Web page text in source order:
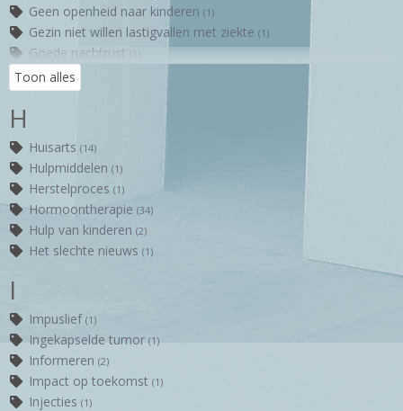
Geen openheid naar kinderen(1)
Gezin niet willen lastigvallen met ziekte(1)
Goede nachtrust (1)
Toon alles
H
Huisarts(14)
Hulpmiddelen(1)
Herstelproces(1)
Hormoontherapie(34)
Hulp van kinderen(2)
Het slechte nieuws(1)
I
Impuslief(1)
Ingekapselde tumor(1)
Informeren(2)
Impact op toekomst(1)
Injecties(1)